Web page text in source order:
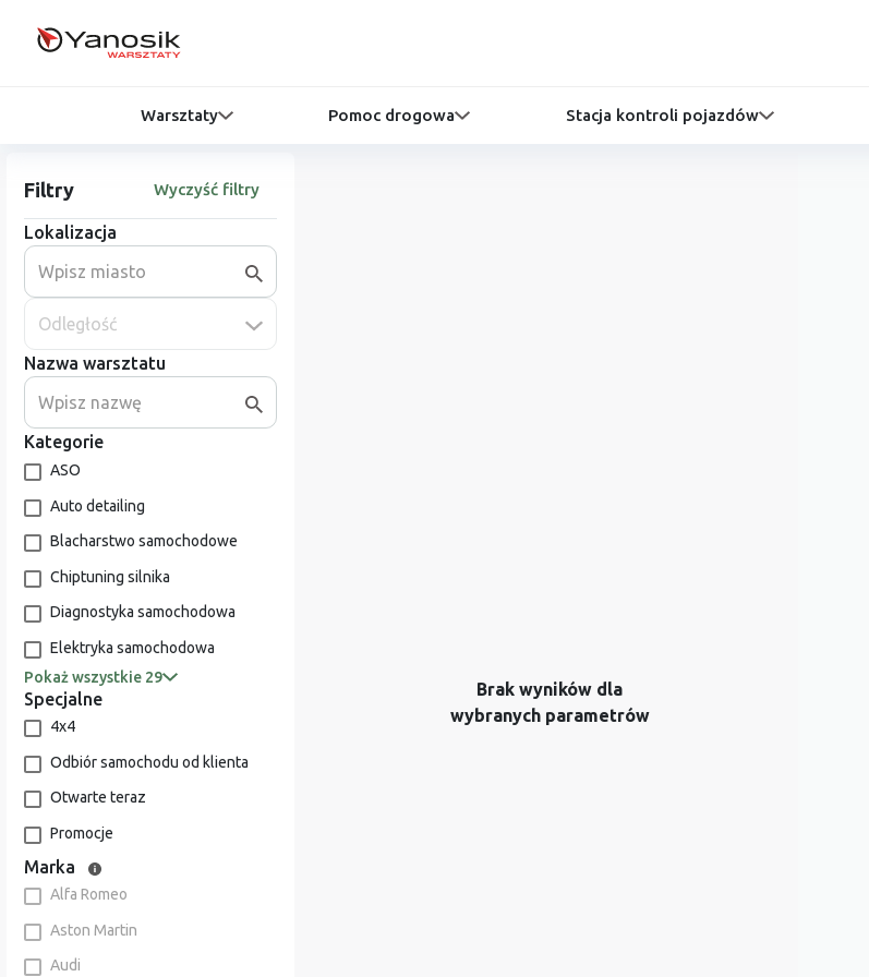
Warsztaty Pomoc drogowa Stacja kontroli pojazdów
Filtry Wyczyść filtry
Lokalizacja
Odległość
Nazwa warsztatu
Kategorie
ASO
Auto detailing
Blacharstwo samochodowe
Chiptuning silnika
Diagnostyka samochodowa
Elektryka samochodowa
Pokaż wszystkie 29
Specjalne
4x4
Odbiór samochodu od klienta
Otwarte teraz
Promocje
Marka
Alfa Romeo
Aston Martin
Audi
Brak wyników dla
wybranych parametrów